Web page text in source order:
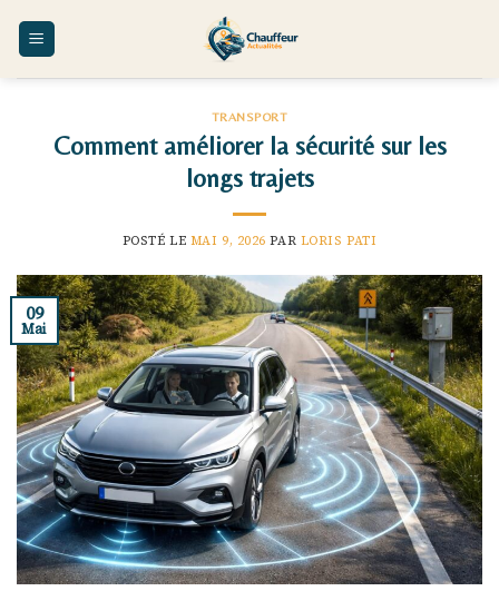
TRANSPORT
Comment améliorer la sécurité sur les
longs trajets
POSTÉ LE MAI 9, 2026 PAR LORIS PATI
09
Mai